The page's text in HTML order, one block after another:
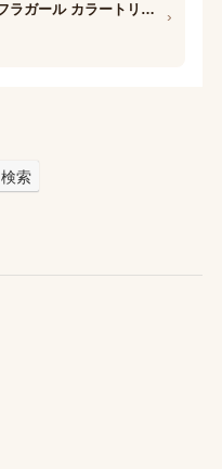
メロスコスメティックス フラガール カラートリートメント リッチ (ダークブラウン) ›
検索